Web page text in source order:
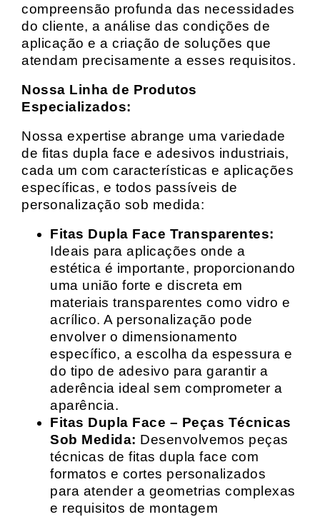
compreensão profunda das necessidades
do cliente, a análise das condições de
aplicação e a criação de soluções que
atendam precisamente a esses requisitos.
Nossa Linha de Produtos
Especializados:
Nossa expertise abrange uma variedade
de fitas dupla face e adesivos industriais,
cada um com características e aplicações
específicas, e todos passíveis de
personalização sob medida:
Fitas Dupla Face Transparentes:
Ideais para aplicações onde a
estética é importante, proporcionando
uma união forte e discreta em
materiais transparentes como vidro e
acrílico. A personalização pode
envolver o dimensionamento
específico, a escolha da espessura e
do tipo de adesivo para garantir a
aderência ideal sem comprometer a
aparência.
Fitas Dupla Face – Peças Técnicas
Sob Medida: Desenvolvemos peças
técnicas de fitas dupla face com
formatos e cortes personalizados
para atender a geometrias complexas
e requisitos de montagem